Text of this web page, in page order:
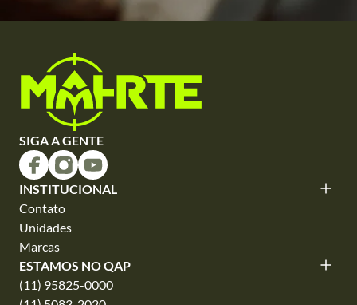
SIGA A GENTE
INSTITUCIONAL
Contato
Unidades
Marcas
ESTAMOS NO QAP
(11) 95825-0000